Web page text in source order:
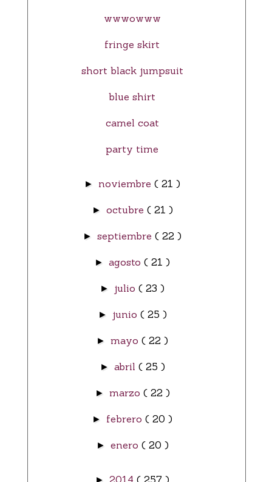
wwwowww
fringe skirt
short black jumpsuit
blue shirt
camel coat
party time
► noviembre ( 21 )
► octubre ( 21 )
► septiembre ( 22 )
► agosto ( 21 )
► julio ( 23 )
► junio ( 25 )
► mayo ( 22 )
► abril ( 25 )
► marzo ( 22 )
► febrero ( 20 )
► enero ( 20 )
► 2014 ( 257 )